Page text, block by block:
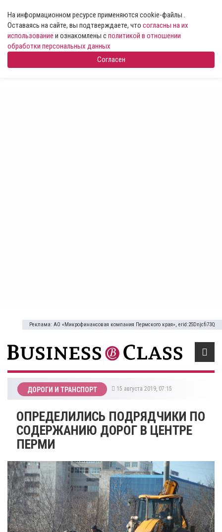
На информационном ресурсе применяются cookie-файлы .
Оставаясь на сайте, вы подтверждаете, что согласны на их
использование и ознакомлены сполитикой в отношении
обработки персональных данных
Согласен
Реклама: АО «Микрофинансовая компания Пермского края», erid:2SDnjcfi73Q
ДОРОГИ И ТРАНСПОРТ 15 августа 2019, 07:15
ОПРЕДЕЛИЛИСЬ ПОДРЯДЧИКИ ПО
СОДЕРЖАНИЮ ДОРОГ В ЦЕНТРЕ
ПЕРМИ